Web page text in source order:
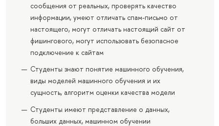
сообщения от реальных, проверять качество
информации, умеют отличать спам-письмо от
настоящего, могут отличать настоящий сайт от
фишингового, могут использовать безопасное
подключение к сайтам
Студенты знают понятие машинного обучения,
виды моделей машинного обучения и их
сущность, алгоритм оценки качества модели
Студенты имеют представление о данных,
больших данных, машинном обучении